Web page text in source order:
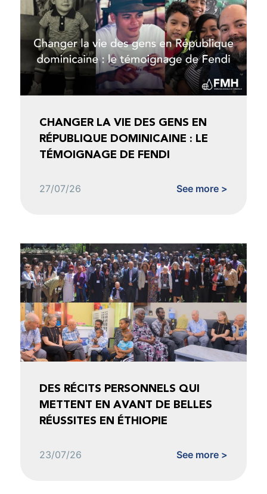
CHANGER LA VIE DES GENS EN
RÉPUBLIQUE DOMINICAINE : LE
TÉMOIGNAGE DE FENDI
27/07/26 See more >
DES RÉCITS PERSONNELS QUI
METTENT EN AVANT DE BELLES
RÉUSSITES EN ÉTHIOPIE
23/07/26 See more >